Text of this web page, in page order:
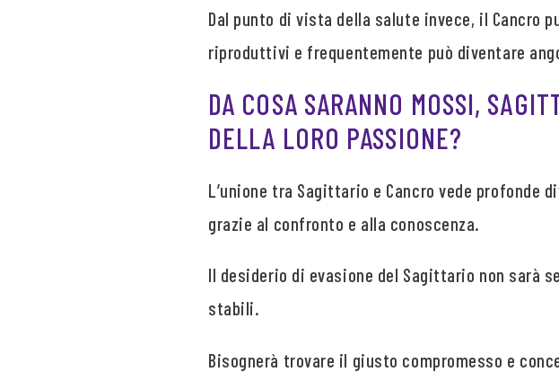
Dal punto di vista della salute invece, il Cancro
riproduttivi e frequentemente può diventare
DA COSA SARANNO MOSSI,
DELLA LORO PASSIONE?
L’unione tra Sagittario e Cancro vede
grazie al confronto e alla conoscenza.
Il desiderio di evasione del Sagittario non sarà
stabili.
Bisognerà trovare il giusto compromesso e